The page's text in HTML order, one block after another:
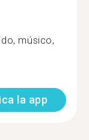
músico,
la app